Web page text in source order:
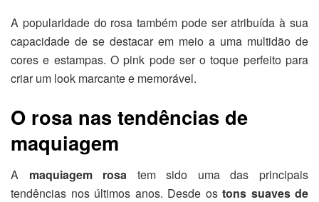
A popularidade do rosa também pode ser atribuída à sua
capacidade de se destacar em meio a uma multidão de
cores e estampas. O pink pode ser o toque perfeito para
criar um look marcante e memorável.
O rosa nas tendências de
maquiagem
A maquiagem rosa tem sido uma das principais
tendências nos últimos anos. Desde os tons suaves de